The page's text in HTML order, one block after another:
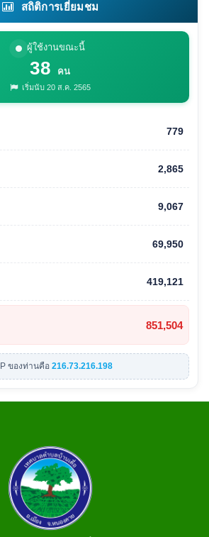
สถิติการเยี่ยมชม
ผู้ใช้งานขณะนี้
38 คน
เริ่มนับ 20 ส.ค. 2565
779
2,865
9,067
69,950
419,121
851,504
IP ของท่านคือ 216.73.216.198